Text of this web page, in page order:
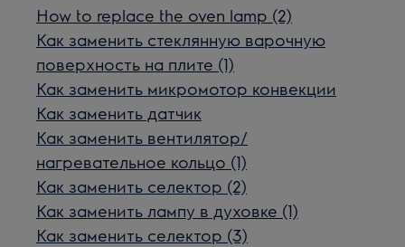
How to replace the oven lamp (2)
Как заменить стеклянную варочную
поверхность на плите (1)
Как заменить микромотор конвекции
Как заменить датчик
Как заменить вентилятор/
нагревательное кольцо (1)
Как заменить селектор (2)
Как заменить лампу в духовке (1)
Как заменить селектор (3)